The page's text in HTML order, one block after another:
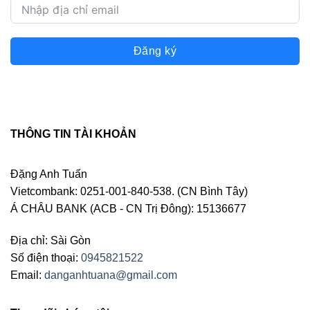
Đăng ký
THÔNG TIN TÀI KHOẢN
Đặng Anh Tuấn
Vietcombank: 0251-001-840-538. (CN Bình Tây)
Á CHÂU BANK (ACB - CN Trị Đông): 15136677
Địa chỉ: Sài Gòn
Số điện thoại: 0945821522
Email: danganhtuana@gmail.com